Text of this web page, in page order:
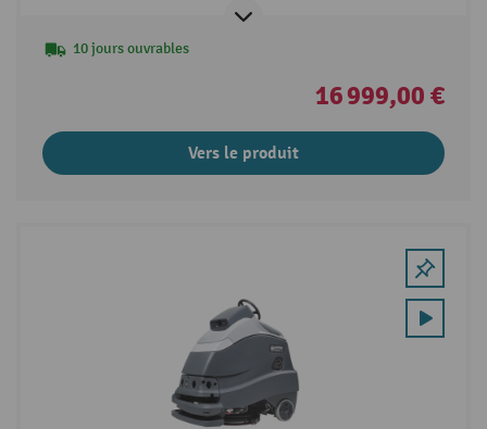
10 jours ouvrables
16 999,00 €
Vers le produit